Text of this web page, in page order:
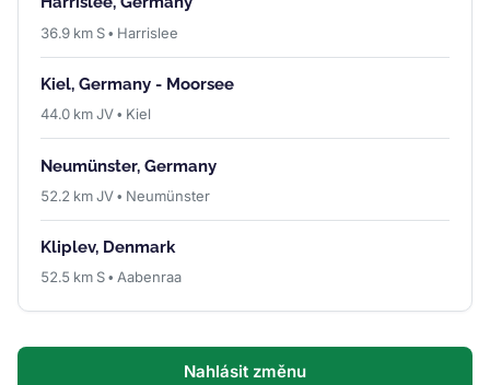
36.9 km S • Harrislee
Kiel, Germany - Moorsee
44.0 km JV • Kiel
Neumünster, Germany
52.2 km JV • Neumünster
Kliplev, Denmark
52.5 km S • Aabenraa
Nahlásit změnu